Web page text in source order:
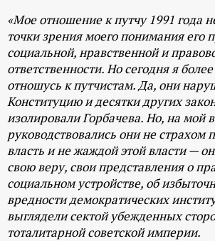
«Мое отношение к путчу 1991 года
точки зрения моего понимания его
социальной, нравственной и
ответственности. Но сегодня я
отношусь к путчистам. Да, они
Конституцию и десятки других
изолировали Горбачева. Но, на мой
руководствовались они не страхом
власть и не жаждой этой власти —
свою веру, свои представления о
социальном устройстве, об
вредности демократических
выглядели сектой убежденных
тоталитарной советской империи.